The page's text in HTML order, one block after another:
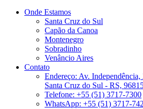
Onde Estamos
Santa Cruz do Sul
Capão da Canoa
Montenegro
Sobradinho
Venâncio Aires
Contato
Endereço: Av.
Santa Cruz do Sul - RS,
Telefone: +55 (51) 3717-7300
WhatsApp: +55 (51) 3717-